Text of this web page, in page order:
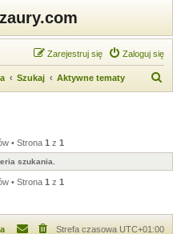
Zaloguj się
Zarejestruj się
Szukaj Aktywne tematy
a
j
• Strona 1 z 1
szukania.
• Strona 1 z 1
Strefa czasowa UTC+01:00